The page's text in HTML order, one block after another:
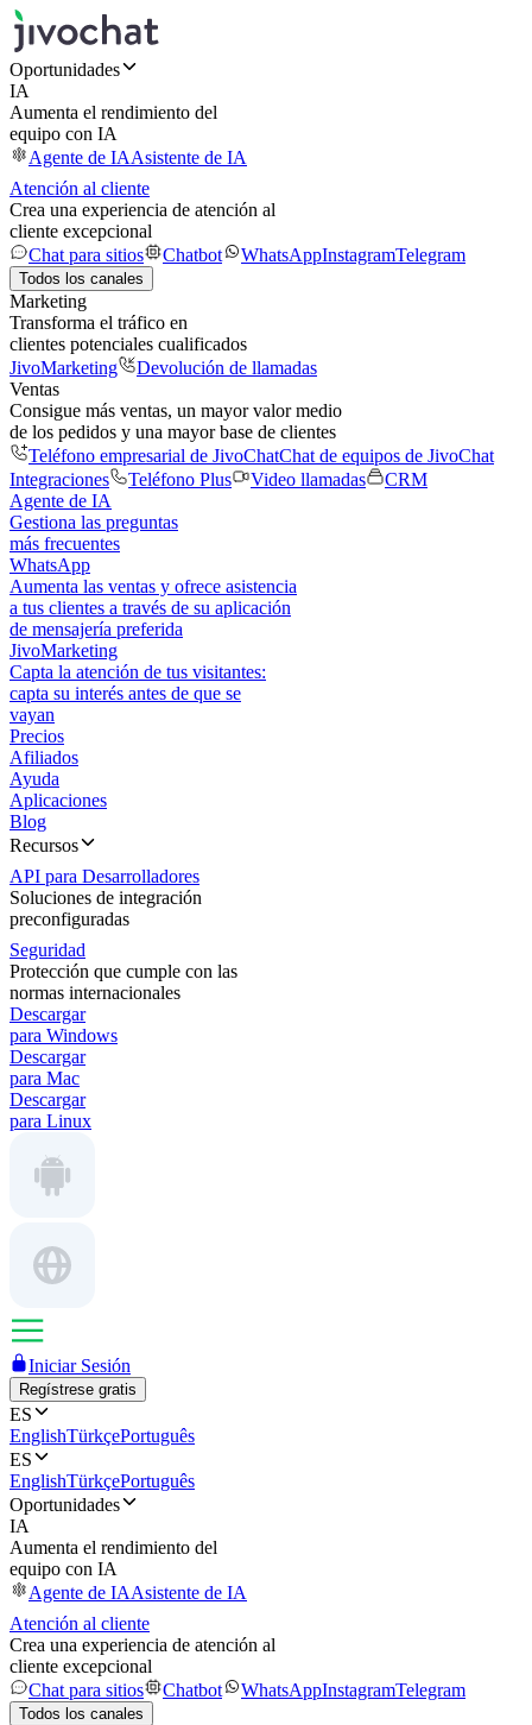
Oportunidades
IA
Aumenta el rendimiento del
equipo con IA
Agente de IAAsistente de IA
Atención al cliente
Crea una experiencia de atención al
cliente excepcional
Chat para sitios
Chatbot WhatsAppInstagramTelegram
Todos los canales
Marketing
Transforma el tráfico en
clientes potenciales cualificados
JivoMarketing
Devolución de llamadas
Ventas
Consigue más ventas, un mayor valor medio
de los pedidos y una mayor base de clientes
Teléfono empresarial de JivoChatChat de equipos de JivoChat
Integraciones
Teléfono Plus Video llamadas
CRM
Agente de IA
Gestiona las preguntas
más frecuentes
WhatsApp
Aumenta las ventas y ofrece asistencia
a tus clientes a través de su aplicación
de mensajería preferida
JivoMarketing
Capta la atención de tus visitantes:
capta su interés antes de que se
vayan
Precios
Afiliados
Ayuda
Aplicaciones
Blog
Recursos
API para Desarrolladores
Soluciones de integración
preconfiguradas
Seguridad
Protección que cumple con las
normas internacionales
Descargar
para Windows
Descargar
para Mac
Descargar
para Linux
Iniciar Sesión
Regístrese gratis
ES
EnglishTürkçePortuguês
ES
EnglishTürkçePortuguês
Oportunidades
IA
Aumenta el rendimiento del
equipo con IA
Agente de IAAsistente de IA
Atención al cliente
Crea una experiencia de atención al
cliente excepcional
Chat para sitios
Chatbot WhatsAppInstagramTelegram
Todos los canales